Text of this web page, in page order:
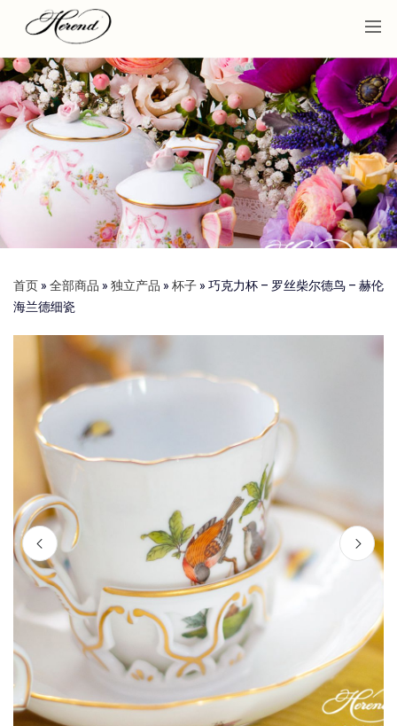
首页 » 全部商品 » 独立产品 » 杯子 » 巧克力杯 – 罗丝柴尔德鸟 – 赫伦
海兰德细瓷